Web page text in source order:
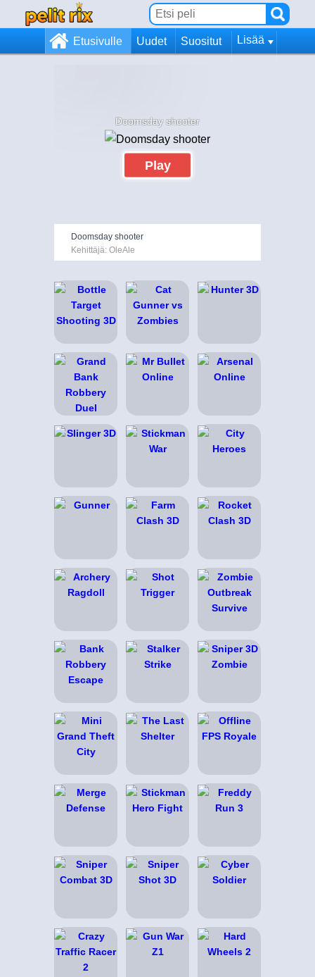
Etusivulle Uudet Suositut Lisää
Doomsday shooter
Play
Doomsday shooter
Kehittäjä: OleAle